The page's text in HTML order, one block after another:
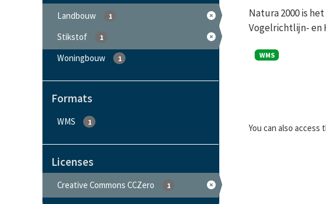
Landbouw 1
Stikstof 1
Woningbouw 1
Formats
WMS 1
Licenses
Creative Commons CCZero 1
Natura 2000 is
Vogelrichtlijn- en
WMS
You can also